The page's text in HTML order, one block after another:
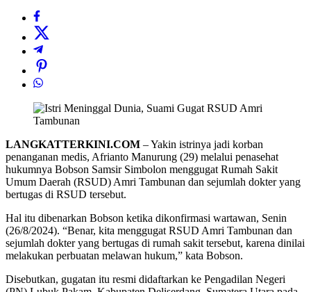
LANGKATTERKINI.COM – Yakin istrinya jadi korban
penanganan medis, Afrianto Manurung (29) melalui penasehat
hukumnya Bobson Samsir Simbolon menggugat Rumah Sakit
Umum Daerah (RSUD) Amri Tambunan dan sejumlah dokter yang
bertugas di RSUD tersebut.
Hal itu dibenarkan Bobson ketika dikonfirmasi wartawan, Senin
(26/8/2024). “Benar, kita menggugat RSUD Amri Tambunan dan
sejumlah dokter yang bertugas di rumah sakit tersebut, karena dinilai
melakukan perbuatan melawan hukum,” kata Bobson.
Disebutkan, gugatan itu resmi didaftarkan ke Pengadilan Negeri